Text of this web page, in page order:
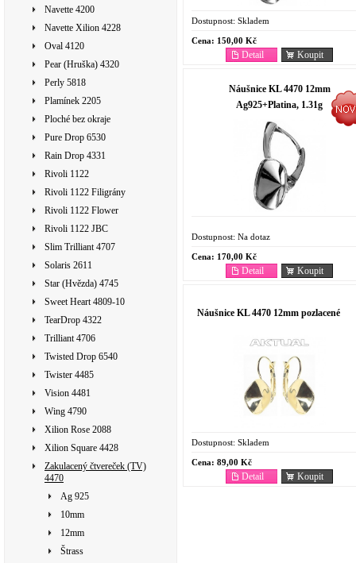
Navette 4200
Navette Xilion 4228
Oval 4120
Pear (Hruška) 4320
Perly 5818
Plamínek 2205
Ploché bez okraje
Pure Drop 6530
Rain Drop 4331
Rivoli 1122
Rivoli 1122 Filigrány
Rivoli 1122 Flower
Rivoli 1122 JBC
Slim Trilliant 4707
Solaris 2611
Star (Hvězda) 4745
Sweet Heart 4809-10
TearDrop 4322
Trilliant 4706
Twisted Drop 6540
Twister 4485
Vision 4481
Wing 4790
Xilion Rose 2088
Xilion Square 4428
Zakulacený čtvereček (TV)
4470
Ag 925
10mm
12mm
Štrass
Dostupnost: Skladem
Cena: 150,00 Kč
Koupit
Detail
Náušnice KL 4470 12mm
Ag925+Platina, 1.31g
Dostupnost: Na dotaz
Cena: 170,00 Kč
Koupit
Detail
Náušnice KL 4470 12mm pozlacené
Dostupnost: Skladem
Cena: 89,00 Kč
Koupit
Detail